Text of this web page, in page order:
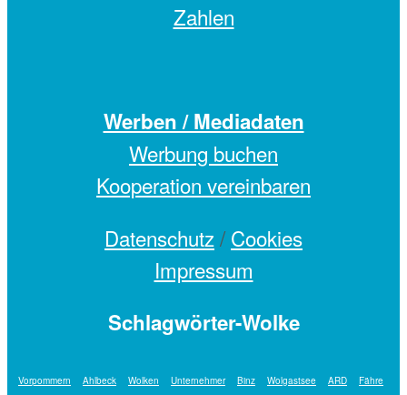
Zahlen
Werben / Mediadaten
Werbung buchen
Kooperation vereinbaren
Datenschutz/ Cookies
Impressum
Schlagwörter-Wolke
Vorpommern Ahlbeck Wolken Unternehmer Binz Wolgastsee ARD Fähre